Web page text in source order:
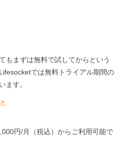
もまずは無料で試してからという
では無料トライアル期間の
ます。
円/月（税込）からご利用可能で